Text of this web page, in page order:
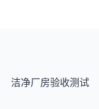
洁净厂房验收测试